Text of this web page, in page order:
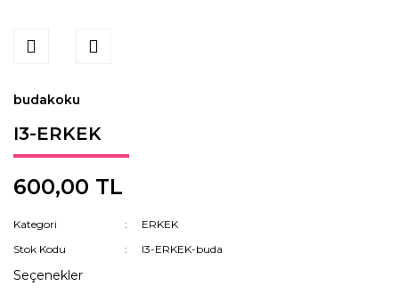
budakoku
I3-ERKEK
600,00 TL
Kategori
ERKEK
Stok Kodu
I3-ERKEK-buda
Seçenekler